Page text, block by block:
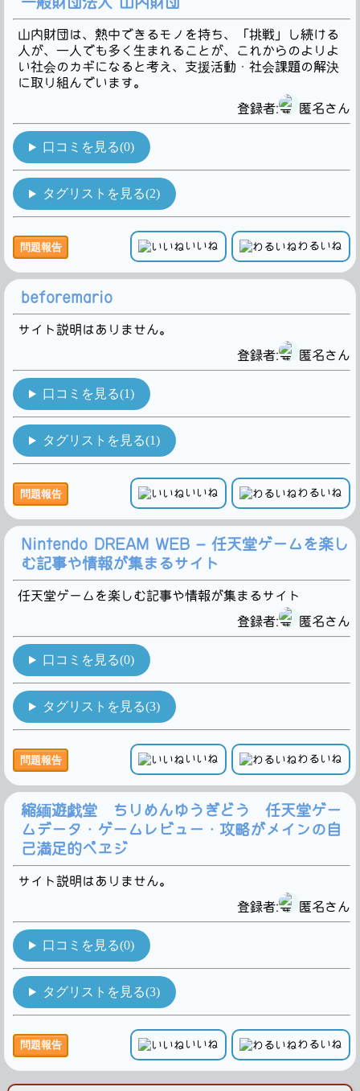
山内財団は、熱中できるモノを持ち、「挑戦」し続ける
人が、一人でも多く生まれることが、これからのよりよ
い社会のカギになると考え、支援活動・社会課題の解決
に取り組んでいます。
登録者:
匿名さん
口コミを見る(0)
タグリストを見る(2)
問題報告 いいね わるいね
beforemario
サイト説明はありません。
登録者:
匿名さん
口コミを見る(1)
タグリストを見る(1)
問題報告 いいね わるいね
Nintendo DREAM WEB – 任天堂ゲームを楽し
む記事や情報が集まるサイト
任天堂ゲームを楽しむ記事や情報が集まるサイト
登録者:
匿名さん
口コミを見る(0)
タグリストを見る(3)
問題報告 いいね わるいね
縮緬遊戯堂 ちりめんゆうぎどう 任天堂ゲー
ムデータ・ゲームレビュー・攻略がメインの自
己満足的ペヱジ
サイト説明はありません。
登録者:
匿名さん
口コミを見る(0)
タグリストを見る(3)
問題報告 いいね わるいね